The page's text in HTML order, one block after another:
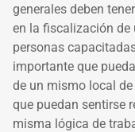
generales deben
en la fiscalización de
personas
importante que
de un mismo local
que puedan sentirse
misma lógica de